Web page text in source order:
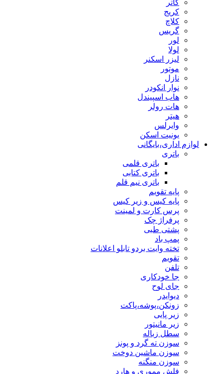
کاتر
کریج
کلاچ
گریس
لور
لولا
لیزر اسکنر
موتور
نازل
نوار انکودر
هاب اسپیندل
هات رولر
هیتر
وایرلس
یونیت اسکن
لوازم اداری،بایگانی
باتری
باتری قلمی
باتری کتابی
باتری نیم قلم
پایه تقویم
پایه کیس و زیر کیس
پرس کارت و لمینت
پرفراژ چک
پشتی طبی
پمپ باد
تخته وایت بردو تابلو اعلانات
تقویم
تلفن
جا خودکاری
جای لوح
دیوایدر
زونکن،پوشه،پاکت
زیر پایی
زیر مانیتور
سطل زباله
سوزن ته گرد و پونز
سوزن ماشین دوخت
سوزن منگنه
فلش مموری و هارد